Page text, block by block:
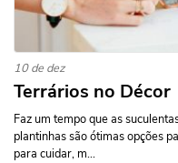
10 de dez
Terrários no Décor
Faz um tempo que as
plantinhas são ótimas opções
para cuidar, m...